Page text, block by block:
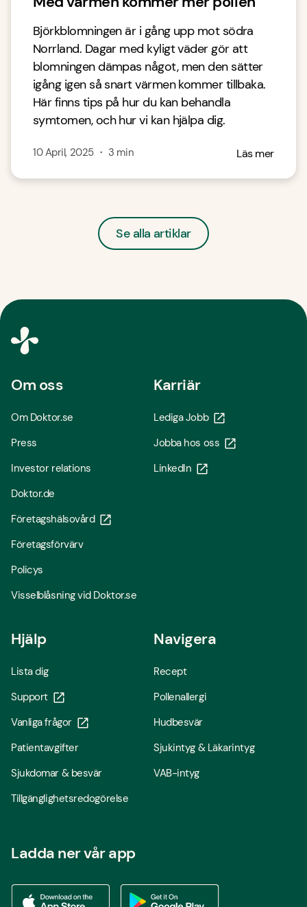
Björkblomningen är i gång upp mot södra
Norrland. Dagar med kyligt väder gör att
blomningen dämpas något, men den sätter
igång igen så snart värmen kommer tillbaka.
Här finns tips på hur du kan behandla
symtomen, och hur vi kan hjälpa dig.
10 April, 2025・ 3 min Läs mer
Se alla artiklar
Om oss
Om Doktor.se
Press
Investor relations
Doktor.de
Företagshälsovård
Företagsförvärv
Policys
Visselblåsning vid Doktor.se
Karriär
Lediga Jobb
Jobba hos oss
LinkedIn
Hjälp
Lista dig
Support
Vanliga frågor
Patientavgifter
Sjukdomar & besvär
Tillgänglighetsredogörelse
Navigera
Recept
Pollenallergi
Hudbesvär
Sjukintyg & Läkarintyg
VAB-intyg
Ladda ner vår app